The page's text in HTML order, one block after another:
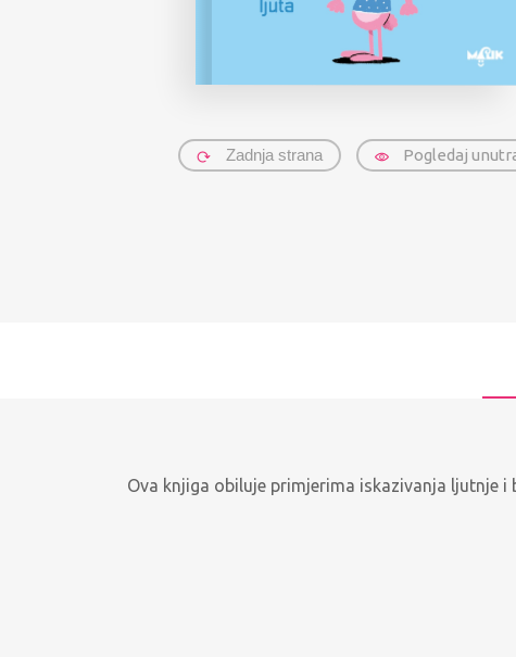
Zadnja strana Pogledaj
Ova knjiga obiluje primjerima iskazivanja ljutnje